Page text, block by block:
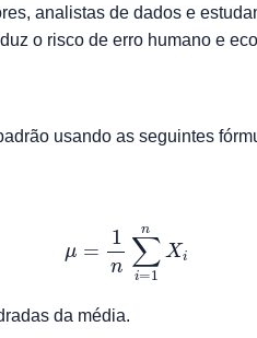
analistas de dados e
o risco de erro humano e
usando as seguintes
n∑ =1
da média.